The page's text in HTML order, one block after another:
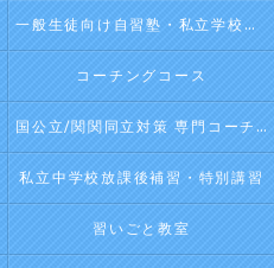
一般生徒向け自習塾・私立学校向け放課後学習
コーチングコース
国公立/関関同立対策 専門コーチング
私立中学校放課後補習・特別講習
習いごと教室